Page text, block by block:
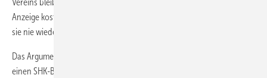
Anzeige kostet für ein ganzes Jahr nur 100 Euro. Billiger bekommen
sie nie wieder eine Anzeige für ein ganzes Jahr.“
Das Argument ist im Prinzip richtig, aber diese Maßnahme wäre für
einen SHK-Betrieb eine totale Fehlinvestition. Der